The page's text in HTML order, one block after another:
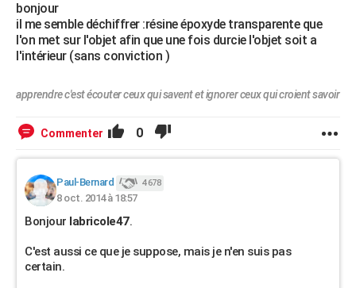
bonjour
il me semble déchiffrer :résine époxyde transparente que
l'on met sur l'objet afin que une fois durcie l'objet soit a
l'intérieur (sans conviction )
apprendre c'est écouter ceux qui savent et ignorer ceux qui croient savoir
Commenter 0
Paul-Bernard 4 678
8 oct. 2014 à 18:57
Bonjour labricole47.
C'est aussi ce que je suppose, mais je n'en suis pas
certain.